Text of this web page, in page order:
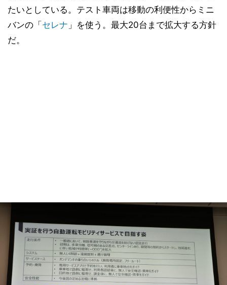
たいとしている。テスト車両は移動の利便性からミニ
バンの「セレナ 」を使う。最大20台まで拡大する方針
だ。